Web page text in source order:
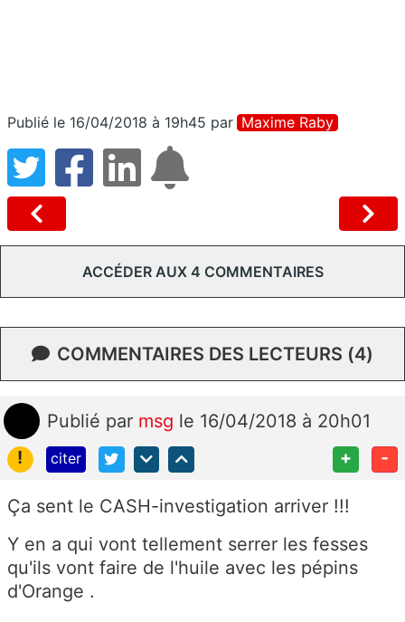
Publié le 16/04/2018 à 19h45 par Maxime Raby
ACCÉDER AUX 4 COMMENTAIRES
COMMENTAIRES DES LECTEURS (4)
Publié par msg le 16/04/2018 à 20h01
!
citer + -
Ça sent le CASH-investigation arriver !!!
Y en a qui vont tellement serrer les fesses
qu'ils vont faire de l'huile avec les pépins
d'Orange .